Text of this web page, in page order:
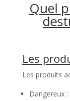
Quel
Les
Les produits
Dangereux